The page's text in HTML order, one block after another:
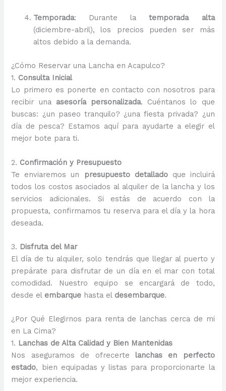
Temporada: Durante latemporada alta
(diciembre-abril), los precios pueden ser más
altos debido a la demanda.
¿Cómo Reservar una Lancha en Acapulco?
1. Consulta Inicial
Lo primero es ponerte en contacto con nosotros para
recibir una asesoría personalizada. Cuéntanos lo que
buscas: ¿un paseo tranquilo? ¿una fiesta privada? ¿un
día de pesca? Estamos aquí para ayudarte a elegir el
mejor bote para ti.
2. Confirmación y Presupuesto
Te enviaremos un
presupuesto detalladoque incluirá
todos los costos asociados al alquiler de la lancha y los
servicios adicionales. Si estás de acuerdo con la
propuesta, confirmamos tu reserva para el día y la hora
deseada.
3. Disfruta del Mar
El día de tu alquiler, solo tendrás que llegar al puerto y
prepárate para disfrutar de un día en el mar con total
comodidad. Nuestro equipo se encargará de todo,
desde el embarque hasta el desembarque.
¿Por Qué Elegirnos para renta de lanchas cerca de mi
en La Cima?
1. Lanchas de Alta Calidad y Bien Mantenidas
Nos aseguramos de ofrecerte lanchas en perfecto
estado, bien equipadas y listas para proporcionarte la
mejor experiencia.